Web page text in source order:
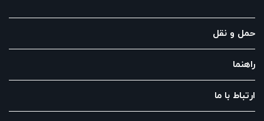
حمل و نقل
راهنما
ارتباط با ما